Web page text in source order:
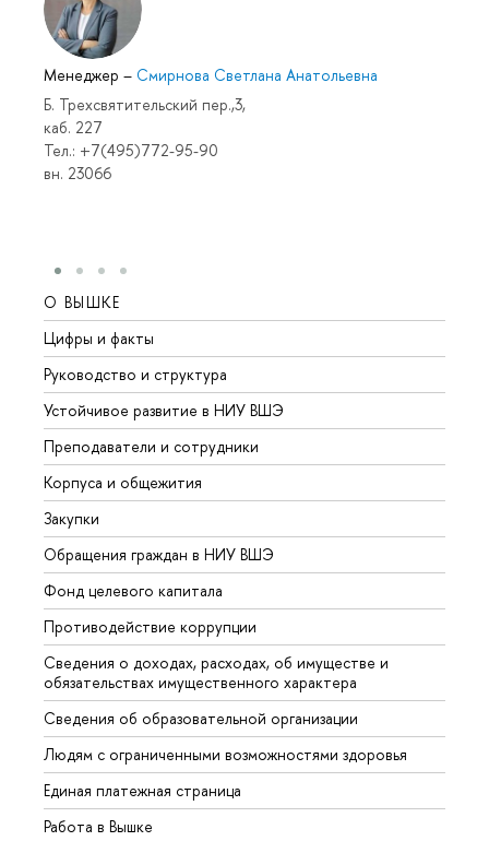
Менеджер – Смирнова Светлана Анатольевна
Б. Трехсвятительский пер.,3,
каб. 227
Тел.: +7(495)772-95-90
вн. 23066
О ВЫШКЕ
Цифры и факты
Руководство и структура
Устойчивое развитие в НИУ ВШЭ
Преподаватели и сотрудники
Корпуса и общежития
Закупки
Обращения граждан в НИУ ВШЭ
Фонд целевого капитала
Противодействие коррупции
Сведения о доходах, расходах, об имуществе и
обязательствах имущественного характера
Сведения об образовательной организации
Людям с ограниченными возможностями здоровья
Единая платежная страница
Работа в Вышке